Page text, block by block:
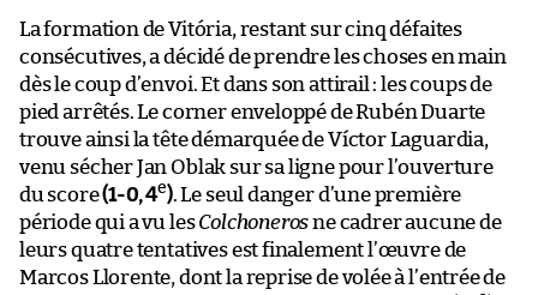
La formation de Vitória, restant sur cinq défaites
consécutives, a décidé de prendre les choses en main
dès le coup d’envoi. Et dans son attirail : les coups de
pied arrêtés. Le corner enveloppé de Rubén Duarte
trouve ainsi la tête démarquée de Víctor Laguardia,
venu sécher Jan Oblak sur sa ligne pour l’ouverture
du score(1-0, 4e). Le seul danger d’une première
période qui a vu lesColchonerosne cadrer aucune de
leurs quatre tentatives est finalement l’œuvre de
Marcos Llorente, dont la reprise de volée à l’entrée de